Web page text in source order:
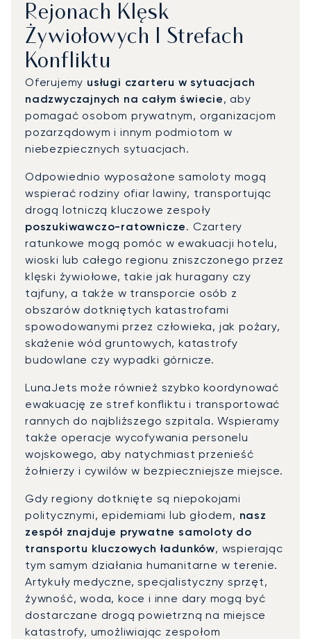
Rejonach Klęsk
Żywiołowych I Strefach
Konfliktu
Oferujemy usługi czarteru w sytuacjach
nadzwyczajnych na całym świecie, aby
pomagać osobom prywatnym, organizacjom
pozarządowym i innym podmiotom w
niebezpiecznych sytuacjach.
Odpowiednio wyposażone samoloty mogą
wspierać rodziny ofiar lawiny, transportując
drogą lotniczą kluczowe zespoły
poszukiwawczo-ratownicze. Czartery
ratunkowe mogą pomóc w ewakuacji hotelu,
wioski lub całego regionu zniszczonego przez
klęski żywiołowe, takie jak huragany czy
tajfuny, a także w transporcie osób z
obszarów dotkniętych katastrofami
spowodowanymi przez człowieka, jak pożary,
skażenie wód gruntowych, katastrofy
budowlane czy wypadki górnicze.
LunaJets może również szybko koordynować
ewakuację ze stref konfliktu i transportować
rannych do najbliższego szpitala. Wspieramy
także operacje wycofywania personelu
wojskowego, aby natychmiast przenieść
żołnierzy i cywilów w bezpieczniejsze miejsce.
Gdy regiony dotknięte są niepokojami
politycznymi, epidemiami lub głodem, nasz
zespół znajduje prywatne samoloty do
transportu kluczowych ładunków, wspierając
tym samym działania humanitarne w terenie.
Artykuły medyczne, specjalistyczny sprzęt,
żywność, woda, koce i inne dary mogą być
dostarczane drogą powietrzną na miejsce
katastrofy, umożliwiając zespołom